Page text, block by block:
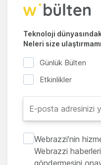
Teknoloji
Neleri size
Günlük Bülten
Etkinlikler
Webrazzi'nin
Webrazzi